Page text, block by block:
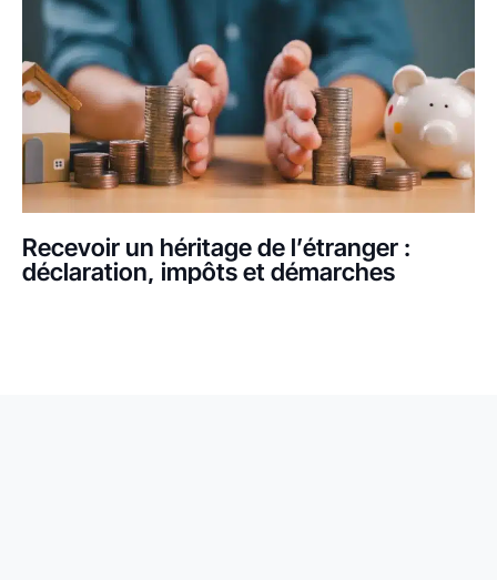
Recevoir un héritage de l’étranger :
déclaration, impôts et démarches